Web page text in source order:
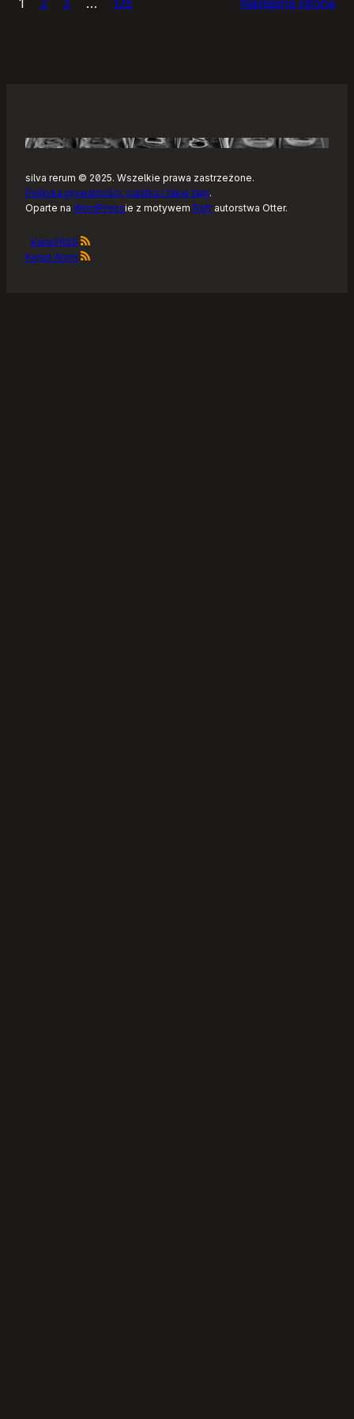
–
Linuksa
silva rerum © 2025. Wszelkie prawa zastrzeżone.
Polityka prywatności, ciastka i takie tam.
Oparte na WordPressie z motywem Raft autorstwa Otter.
Kanał RSS
Kanał Atom